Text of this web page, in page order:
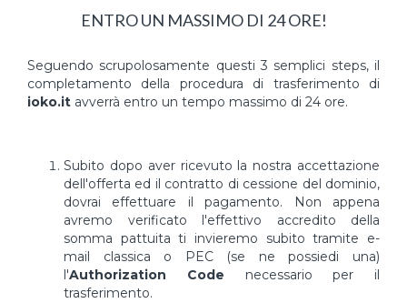
ENTRO UN MASSIMO DI 24 ORE!
Seguendo scrupolosamente questi 3 semplici steps, il
completamento della procedura di trasferimento di
ioko.it avverrà entro un tempo massimo di 24 ore.
Subito dopo aver ricevuto la nostra accettazione
dell'offerta ed il contratto di cessione del dominio,
dovrai effettuare il pagamento. Non appena
avremo verificato l'effettivo accredito della
somma pattuita ti invieremo subito tramite e-
mail classica o PEC (se ne possiedi una)
l'Authorization Code necessario per il
trasferimento.